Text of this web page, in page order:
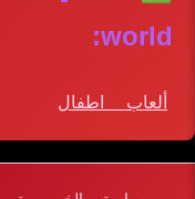
world:
ألعاب اطفال